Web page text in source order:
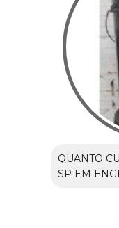
QUANTO
SP EM